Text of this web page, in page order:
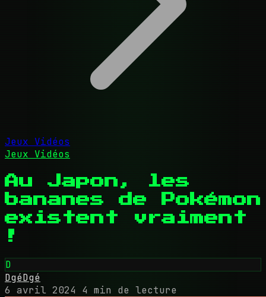
Jeux Vidéos
Jeux Vidéos
Au Japon, les
bananes de Pokémon
existent vraiment
!
D
DgéDgé
6 avril 2024
4 min de lecture